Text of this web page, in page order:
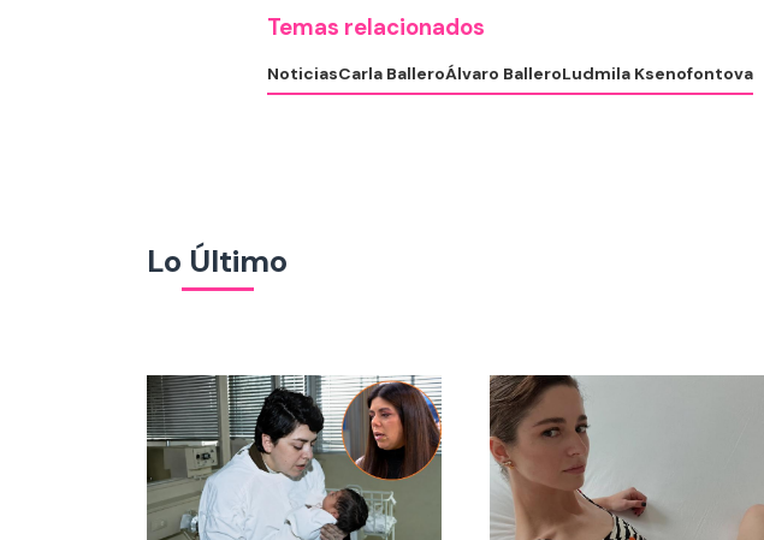
Temas relacionados
NoticiasCarla BalleroÁlvaro BalleroLudmila Ksenofontova
Lo Último